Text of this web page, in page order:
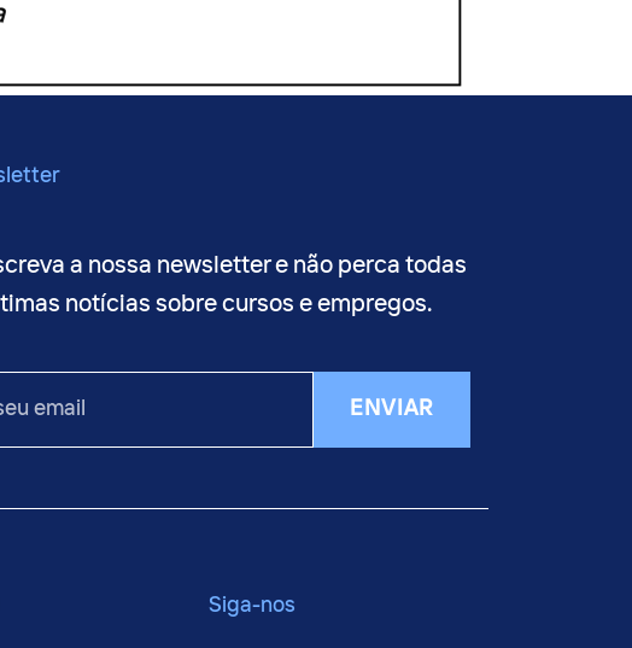
a nossa newsletter e não perca todas
notícias sobre cursos e empregos.
ENVIAR
Siga-nos